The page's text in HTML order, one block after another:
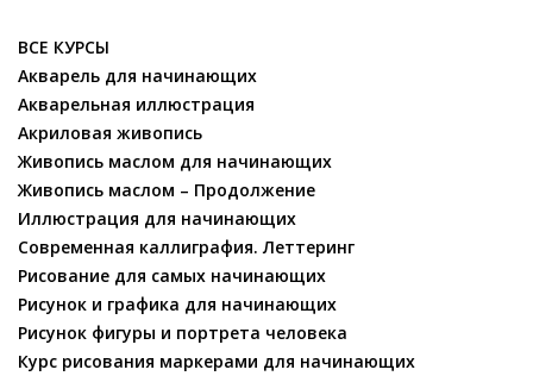
ВСЕ КУРСЫ
Акварель для начинающих
Акварельная иллюстрация
Акриловая живопись
Живопись маслом для начинающих
Живопись маслом – Продолжение
Иллюстрация для начинающих
Современная каллиграфия. Леттеринг
Рисование для самых начинающих
Рисунок и графика для начинающих
Рисунок фигуры и портрета человека
Курс рисования маркерами для начинающих